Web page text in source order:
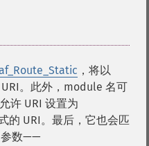
，将以
。此外，module 名可
许 URI 设置为
URI。最后，它也会匹
参数——